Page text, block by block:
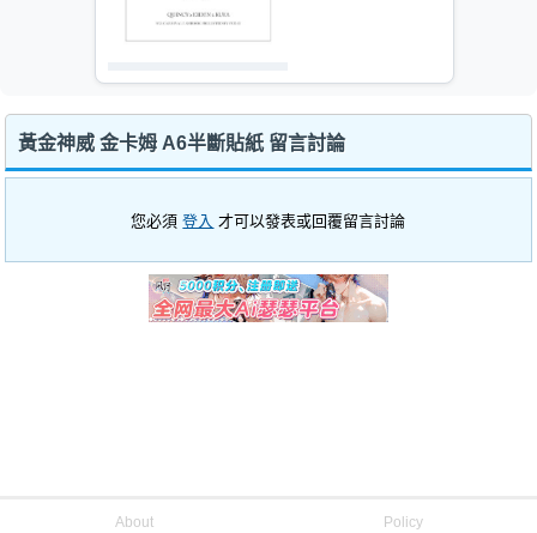
黃金神威 金卡姆 A6半斷貼紙 留言討論
您必須登入 才可以發表或回覆留言討論
About Policy